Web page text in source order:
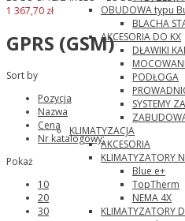
OBUDOWA typu
BLACHA
AKCESORIA DO KX
DŁAWIKI
PODŁOGA
SYSTEMY
KLIMATYZACJA
AKCESORIA
KLIMATYZATORY
Blue e+
TopTherm
NEMA 4X
KLIMATYZATORY
1 367,70 zł
GPRS (GSM)
Sort by
Pozycja
Nazwa
Cena
Nr katalogowy:
Pokaż
10
20
30